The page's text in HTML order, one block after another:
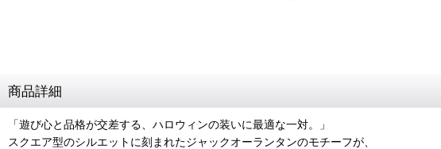
商品詳細
「遊び心と品格が交差する、ハロウィンの装いに最適な一対。」
スクエア型のシルエットに刻まれたジャックオーランタンのモチーフが、